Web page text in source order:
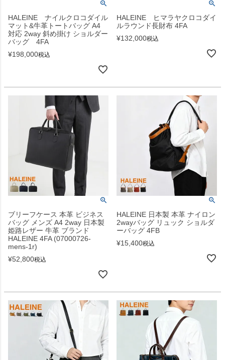
HALEINE ナイルクロコダイル
マット&牛革トートバッグ A4
対応 2way 斜め掛け ショルダー
バッグ 4FA
¥198,000税込
HALEINE ヒマラヤクロコダイ
ルラウンド長財布 4FA
¥132,000税込
ブリーフケース 本革 ビジネス
バッグ メンズ A4 2way 日本製
姫路レザー 牛革 ブランド
HALEINE 4FA (07000726-
mens-1r)
¥52,800税込
HALEINE 日本製 本革 ナイロン
2wayバッグ リュック ショルダ
ーバッグ 4FB
¥15,400税込